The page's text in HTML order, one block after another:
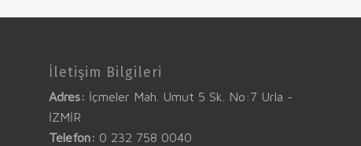
İletişim Bilgileri
Adres: İçmeler Mah. Umut 5 Sk. No:7 Urla -
İZMİR
Telefon: 0 232 758 0040